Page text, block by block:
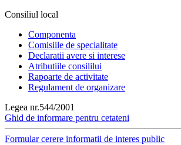
Consiliul local
Componenta
Comisiile de specialitate
Declaratii avere si interese
Atributiile consililui
Rapoarte de activitate
Regulament de organizare
Legea nr.544/2001
Ghid de informare pentru cetateni
Formular cerere informatii de interes public